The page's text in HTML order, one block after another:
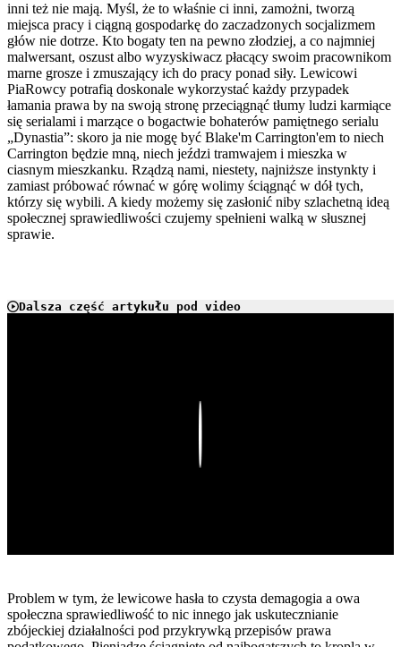
inni też nie mają. Myśl, że to właśnie ci inni, zamożni, tworzą
miejsca pracy i ciągną gospodarkę do zaczadzonych socjalizmem
głów nie dotrze. Kto bogaty ten na pewno złodziej, a co najmniej
malwersant, oszust albo wyzyskiwacz płacący swoim pracownikom
marne grosze i zmuszający ich do pracy ponad siły. Lewicowi
PiaRowcy potrafią doskonale wykorzystać każdy przypadek
łamania prawa by na swoją stronę przeciągnąć tłumy ludzi karmiące
się serialami i marzące o bogactwie bohaterów pamiętnego serialu
„Dynastia”: skoro ja nie mogę być Blake'm Carrington'em to niech
Carrington będzie mną, niech jeździ tramwajem i mieszka w
ciasnym mieszkanku. Rządzą nami, niestety, najniższe instynkty i
zamiast próbować równać w górę wolimy ściągnąć w dół tych,
którzy się wybili. A kiedy możemy się zasłonić niby szlachetną ideą
społecznej sprawiedliwości czujemy spełnieni walką w słusznej
sprawie.
Dalsza część artykułu pod video
Problem w tym, że lewicowe hasła to czysta demagogia a owa
społeczna sprawiedliwość to nic innego jak uskutecznianie
zbójeckiej działalności pod przykrywką przepisów prawa